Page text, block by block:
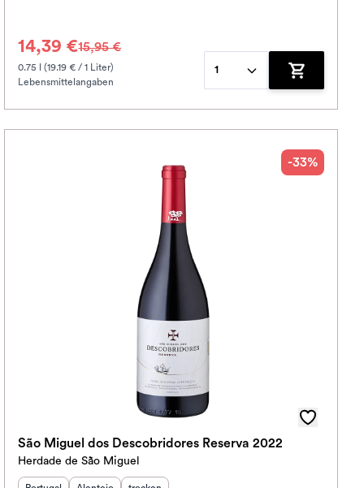
hinzufügen
14,39 €15,95 €
0.75 l (19.19 € / 1 Liter)
Lebensmittelangaben
1
Zum
-33%
São Miguel dos Descobridores Reserva 2022
Herdade de São Miguel